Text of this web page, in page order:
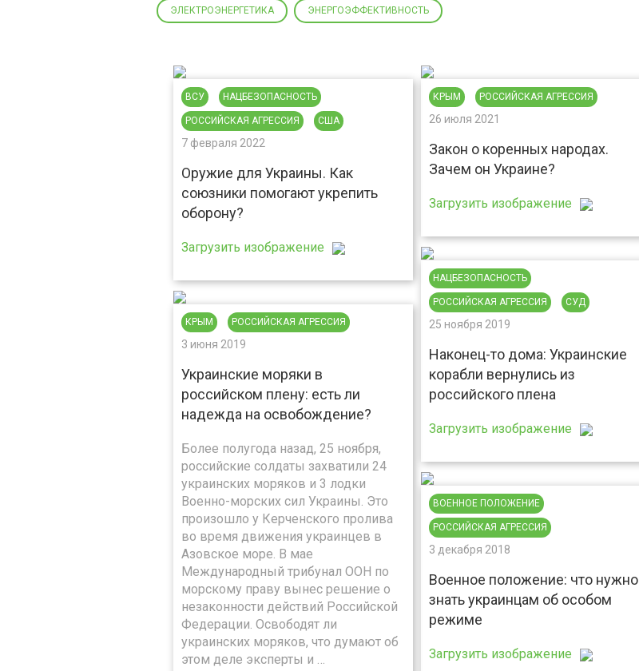
ЭЛЕКТРОЭНЕРГЕТИКА ЭНЕРГОЭФФЕКТИВНОСТЬ
ВСУ НАЦБЕЗОПАСНОСТЬ
РОССИЙСКАЯ АГРЕССИЯ США
7 февраля 2022
Оружие для Украины. Как
союзники помогают укрепить
оборону?
Загрузить изображение
КРЫМ РОССИЙСКАЯ АГРЕССИЯ
26 июля 2021
Закон о коренных народах.
Зачем он Украине?
Загрузить изображение
НАЦБЕЗОПАСНОСТЬ
РОССИЙСКАЯ АГРЕССИЯ СУД
25 ноября 2019
Наконец-то дома: Украинские
корабли вернулись из
российского плена
Загрузить изображение
КРЫМ РОССИЙСКАЯ АГРЕССИЯ
3 июня 2019
Украинские моряки в
российском плену: есть ли
надежда на освобождение?
Более полугода назад, 25 ноября,
российские солдаты захватили 24
украинских моряков и 3 лодки
Военно-морских сил Украины. Это
произошло у Керченского пролива
во время движения украинцев в
Азовское море. В мае
Международный трибунал ООН по
морскому праву вынес решение о
незаконности действий Российской
Федерации. Освободят ли
украинских моряков, что думают об
этом деле эксперты и …
ВОЕННОЕ ПОЛОЖЕНИЕ
РОССИЙСКАЯ АГРЕССИЯ
3 декабря 2018
Военное положение: что нужно
знать украинцам об особом
режиме
Загрузить изображение